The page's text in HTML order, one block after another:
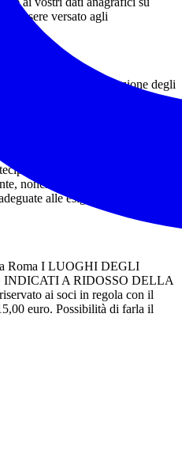
essere versato agli
cambiamenti a discrezione degli
e di opportunità. Pertanto,
le modalità di partecipazione
le loro indicazioni, in caso
affidamento e, quindi,
sceglie percorsi, o modalità
sono tenuti ad essere
nonché ad essere equipaggiati
alle esigenze
Roma I LUOGHI DEGLI
A RIDOSSO DELLA
ai soci in regola con il
euro. Possibilità di farla il